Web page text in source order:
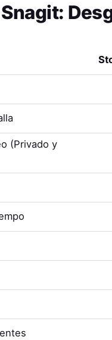
Snagit:
(Privado y